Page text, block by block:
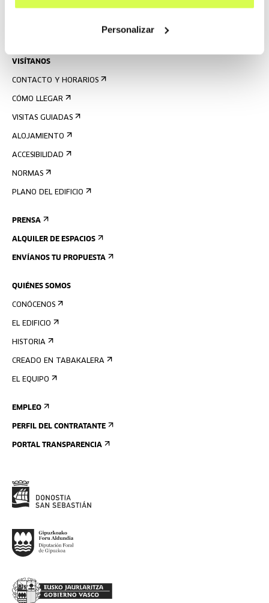
Personalizar
VISÍTANOS
CONTACTO Y HORARIOS
CÓMO LLEGAR
VISITAS GUIADAS
ALOJAMIENTO
ACCESIBILIDAD
NORMAS
PLANO DEL EDIFICIO
PRENSA
ALQUILER DE ESPACIOS
ENVÍANOS TU PROPUESTA
QUIÉNES SOMOS
CONÓCENOS
EL EDIFICIO
HISTORIA
CREADO EN TABAKALERA
EL EQUIPO
EMPLEO
PERFIL DEL CONTRATANTE
PORTAL TRANSPARENCIA